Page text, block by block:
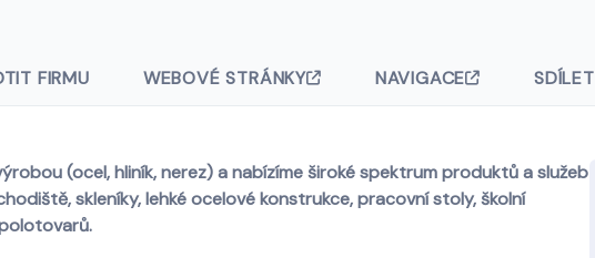
FIRMU WEBOVÉ STRÁNKY NAVIGACE SDÍLET
(ocel, hliník, nerez) a nabízíme široké spektrum produktů a služeb
skleníky, lehké ocelové konstrukce, pracovní stoly, školní